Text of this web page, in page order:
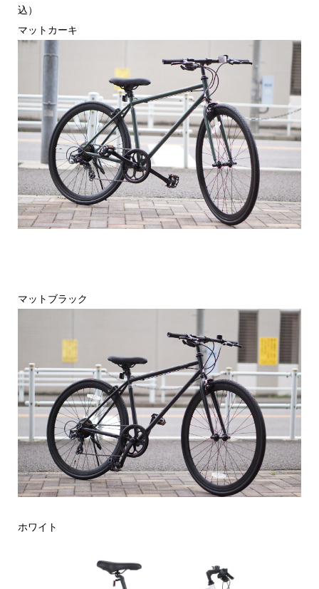
込）
マットカーキ
マットブラック
ホワイト